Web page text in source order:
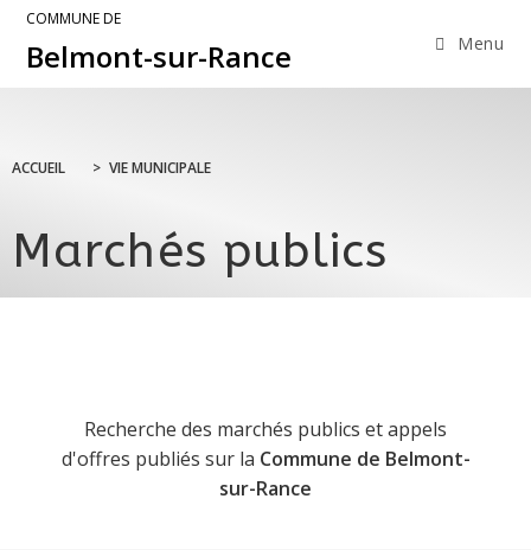
COMMUNE DE
Belmont-sur-Rance Menu
ACCUEIL > VIE MUNICIPALE
Marchés publics
Recherche des marchés publics et appels
d'offres publiés sur la Commune de Belmont-
sur-Rance